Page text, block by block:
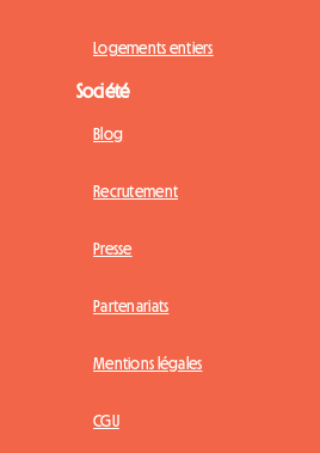
Logements entiers
Société
Blog
Recrutement
Presse
Partenariats
Mentions légales
CGU